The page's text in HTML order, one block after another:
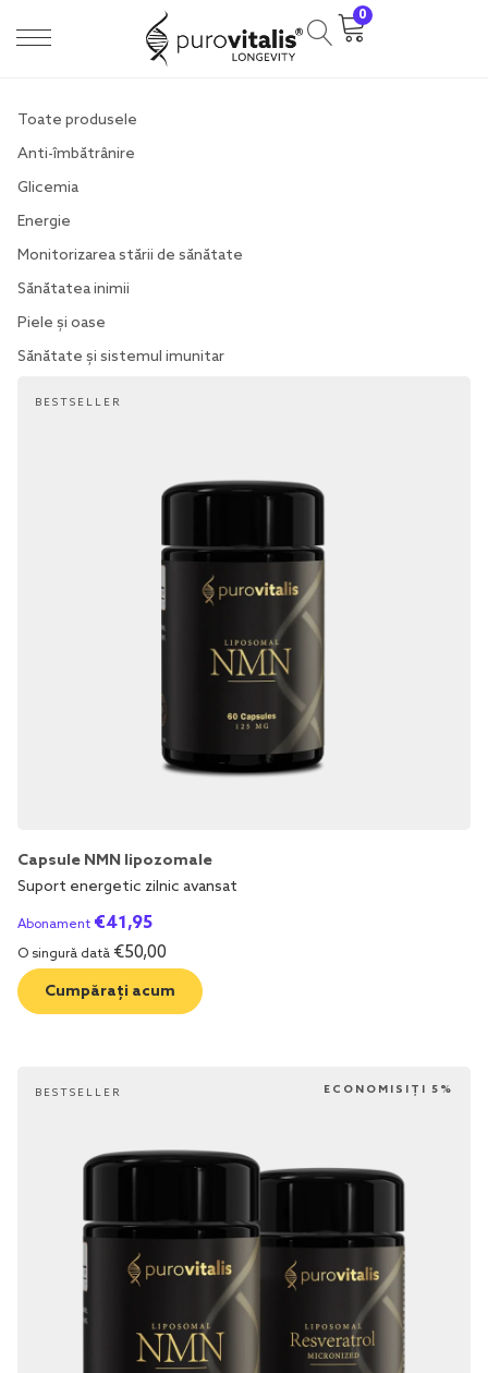
0
Toate produsele
Anti-îmbătrânire
Glicemia
Energie
Monitorizarea stării de sănătate
Sănătatea inimii
Piele și oase
Sănătate și sistemul imunitar
BESTSELLER
Capsule NMN lipozomale
Suport energetic zilnic avansat
Abonament €41,95
O singură dată €50,00
Cumpărați acum
ECONOMISIȚI 5%
BESTSELLER